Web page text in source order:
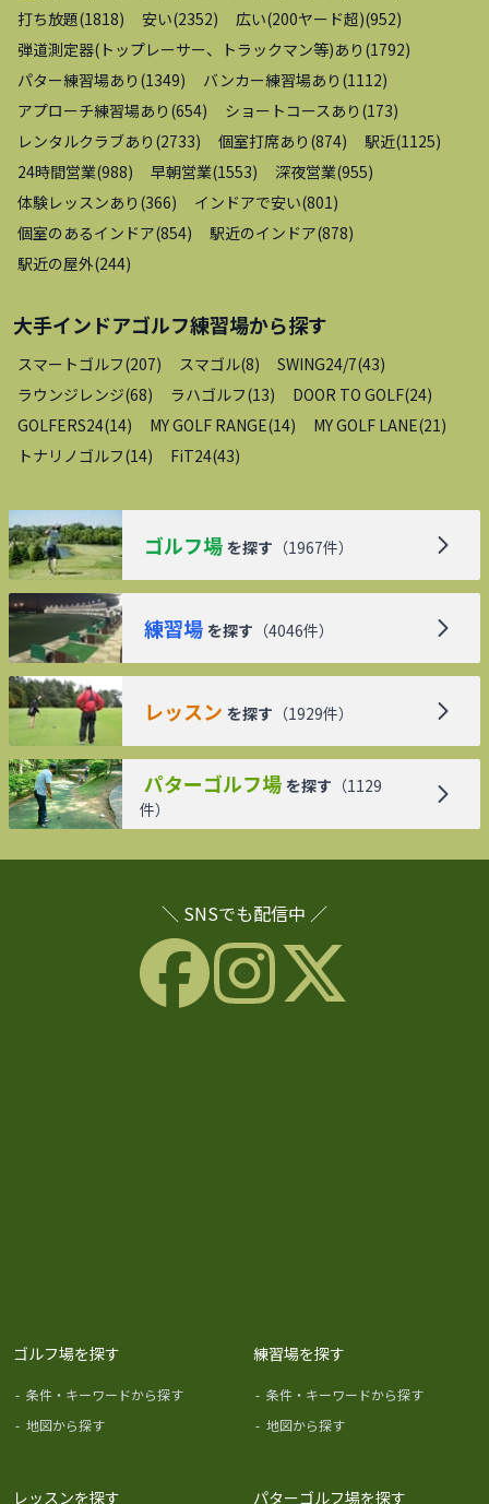
打ち放題(1818) 安い(2352) 広い(200ヤード超)(952)
弾道測定器(トップレーサー、トラックマン等)あり (1792)
パター練習場あり (1349) バンカー練習場あり (1112)
アプローチ練習場あり (654) ショートコースあり (173)
レンタルクラブあり (2733) 個室打席あり (874) 駅近(1125)
24時間営業(988) 早朝営業(1553) 深夜営業(955)
体験レッスンあり (366) インドアで安い(801 )
個室のあるインドア(854) 駅近のインドア(878)
駅近の屋外(244)
大手インドアゴルフ練習場から探す
スマートゴルフ(207) スマゴル(8) SWING24/7(43)
ラウンジレンジ(68) ラハゴルフ(13) DOOR TO GOLF(24)
GOLFERS24(14) MY GOLF RANGE(14) MY GOLF LANE(21 )
トナリノゴルフ(14) FiT24(43)
ゴルフ場 を探す （1967件）
練習場 を探す （4046件）
レッスン を探す （1929件）
パターゴルフ場 を探す （1129
件）
＼ SNSでも配信中 ／
ゴルフ場を探す
- 条件・キーワードから探す
- 地図から探す
練習場を探す
- 条件・キーワードから探す
- 地図から探す
レッスンを探す パターゴルフ場を探す